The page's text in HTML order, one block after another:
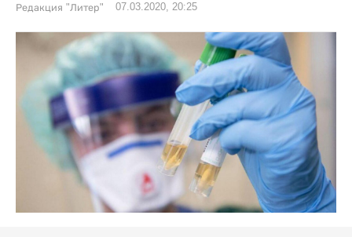
Редакция "Литер" 07.03.2020, 20:25